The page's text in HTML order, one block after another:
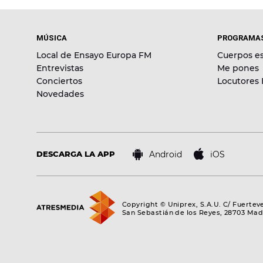
MÚSICA
Local de Ensayo Europa FM
Entrevistas
Conciertos
Novedades
Cuerpos
Me pones
Locutores
DESCARGA LA APP Android iOS
Copyright © Uniprex, S.A.U. C/
San Sebastián de los Reyes, 28703